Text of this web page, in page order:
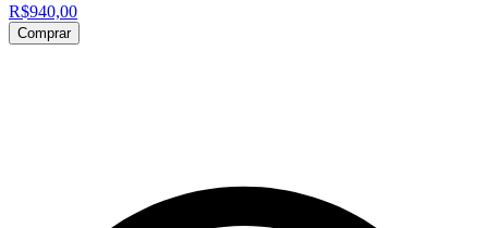
R$940,00
Comprar